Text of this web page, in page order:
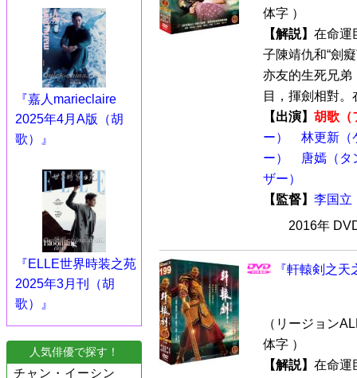
『嘉人marieclaire
2025年4月A版（胡
歌）』
『ELLE世界時装之苑
2025年3月刊（胡
歌）』
人気俳優で探す！
チャン・イーシン
体字 ）
【解説】 在命運
子陳靖仇和“劍
亦友的生死兄弟
目，揮劍相對
【出演】 胡歌（
ー）
林更新（
ー）
唐嫣（タ
ザー）
【監督】 李国立
2016年
『軒轅剣之
（リージョン
体字 ）
【解説】 在命運